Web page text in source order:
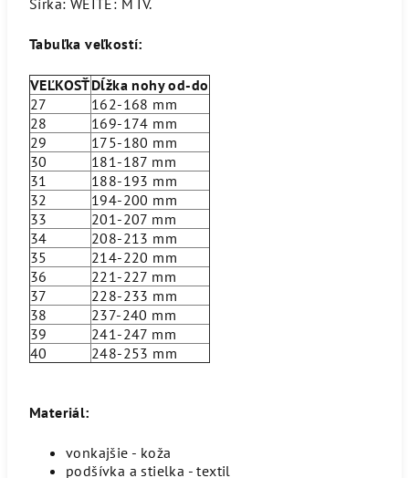
Tabuľka veľkostí:
VEĽKOSŤDĺžka nohy od-do
27
162-168 mm
28
169-174 mm
29
175-180 mm
30
181-187 mm
31
188-193 mm
32
194-200 mm
33
201-207 mm
34
208-213 mm
35
214-220 mm
36
221-227 mm
37
228-233 mm
38
237-240 mm
39
241-247 mm
40
248-253 mm
Materiál:
vonkajšie - koža
podšívka a stielka - textil